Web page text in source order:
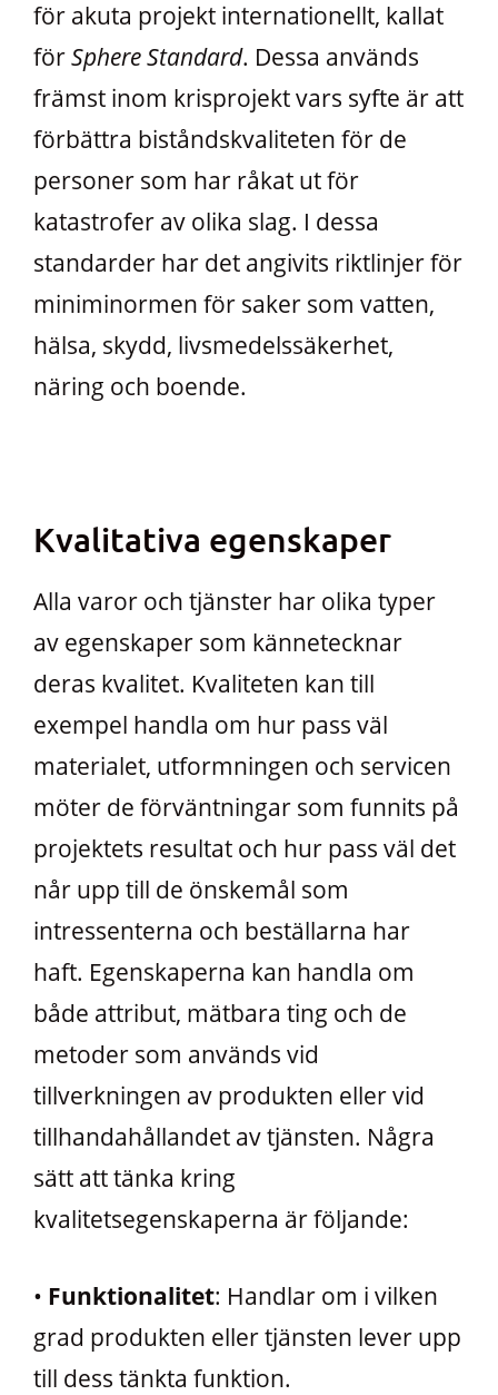
för akuta projekt internationellt, kallat
förSphere Standard. Dessa används
främst inom krisprojekt vars syfte är att
förbättra biståndskvaliteten för de
personer som har råkat ut för
katastrofer av olika slag. I dessa
standarder har det angivits riktlinjer för
miniminormen för saker som vatten,
hälsa, skydd, livsmedelssäkerhet,
näring och boende.
Kvalitativa egenskaper
Alla varor och tjänster har olika typer
av egenskaper som kännetecknar
deras kvalitet. Kvaliteten kan till
exempel handla om hur pass väl
materialet, utformningen och servicen
möter de förväntningar som funnits på
projektets resultat och hur pass väl det
når upp till de önskemål som
intressenterna och beställarna har
haft. Egenskaperna kan handla om
både attribut, mätbara ting och de
metoder som används vid
tillverkningen av produkten eller vid
tillhandahållandet av tjänsten. Några
sätt att tänka kring
kvalitetsegenskaperna är följande:
• Funktionalitet: Handlar om i vilken
grad produkten eller tjänsten lever upp
till dess tänkta funktion.